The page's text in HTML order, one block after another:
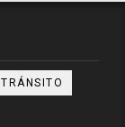
TRÁNSITO